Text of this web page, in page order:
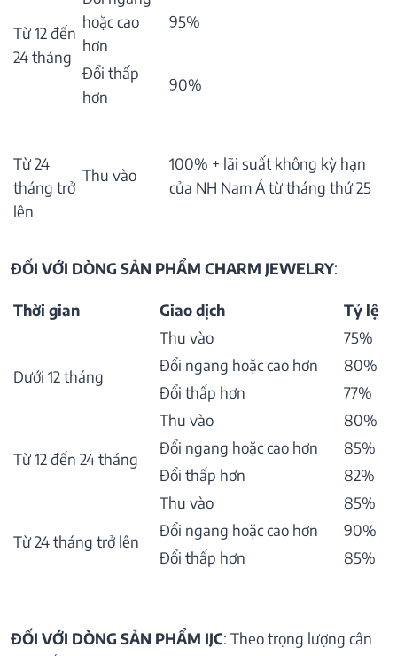
Từ 12 đến
24 tháng
hoặc cao
hơn
95%
Đổi thấp
hơn
90%
Từ 24
tháng trở
lên
Thu vào
100% + lãi suất không kỳ hạn
của NH Nam Á từ tháng thứ 25
ĐỐI VỚI DÒNG SẢN PHẨM CHARM JEWELRY:
Thời gian Giao dịch Tỷ lệ
Dưới 12 tháng
Thu vào
75%
Đổi ngang hoặc cao hơn
80%
Đổi thấp hơn
77%
Từ 12 đến 24 tháng
Thu vào
80%
Đổi ngang hoặc cao hơn
85%
Đổi thấp hơn
82%
Từ 24 tháng trở lên
Thu vào
85%
Đổi ngang hoặc cao hơn
90%
Đổi thấp hơn
85%
ĐỐI VỚI DÒNG SẢN PHẨM IJC: Theo trọng lượng cân